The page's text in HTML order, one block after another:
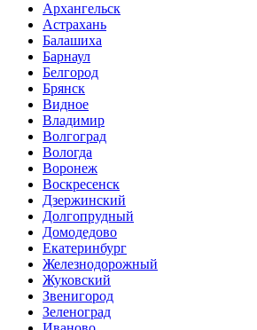
Архангельск
Астрахань
Балашиха
Барнаул
Белгород
Брянск
Видное
Владимир
Волгоград
Вологда
Воронеж
Воскресенск
Дзержинский
Долгопрудный
Домодедово
Екатеринбург
Железнодорожный
Жуковский
Звенигород
Зеленоград